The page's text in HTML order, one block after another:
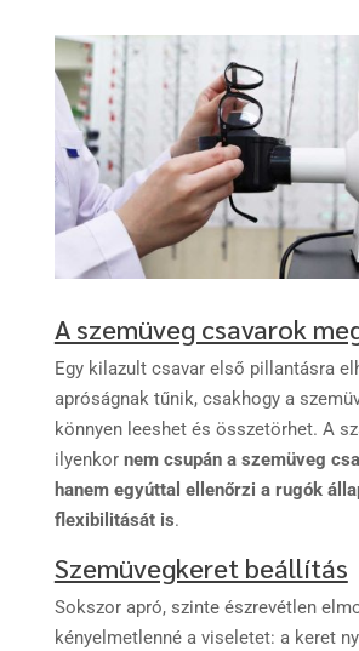
A szemüveg csavarok
Egy kilazult csavar első pillantásra
apróságnak tűnik, csakhogy a
könnyen leeshet és összetörhet. A
ilyenkor nem csupán a szemüveg
hanem egyúttal ellenőrzi a rugók
flexibilitását is.
Szemüvegkeret beállítás
Sokszor apró, szinte észrevétlen
kényelmetlenné a viseletet: a keret